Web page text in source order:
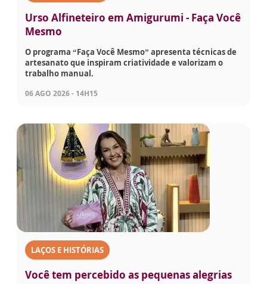
Urso Alfineteiro em Amigurumi - Faça Você
Mesmo
O programa “Faça Você Mesmo” apresenta técnicas de
artesanato que inspiram criatividade e valorizam o
trabalho manual.
06 AGO 2026 - 14H15
LAÇOS E HISTÓRIAS
Você tem percebido as pequenas alegrias